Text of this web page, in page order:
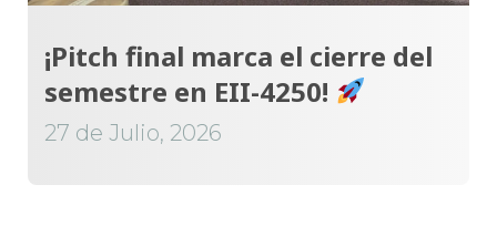
¡Pitch final marca el cierre del
semestre en EII-4250!
27 de Julio, 2026